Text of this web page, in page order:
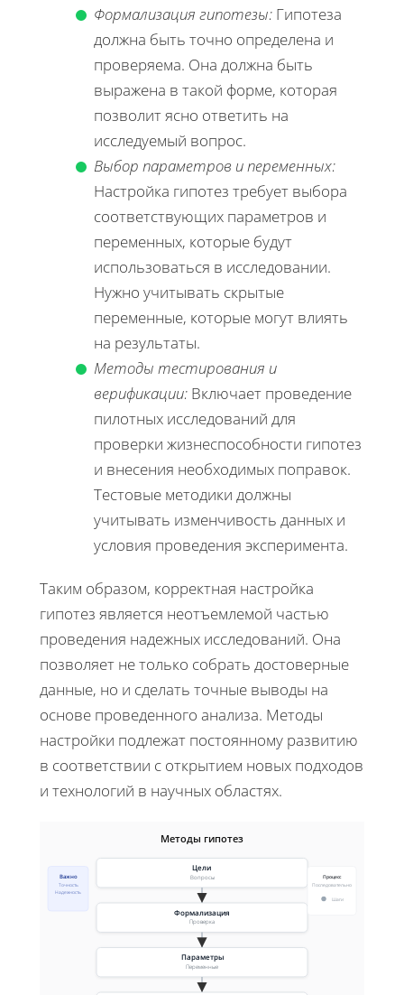
Формализация гипотезы: Гипотеза
должна быть точно определена и
проверяема. Она должна быть
выражена в такой форме, которая
позволит ясно ответить на
исследуемый вопрос.
Выбор параметров и переменных:
Настройка гипотез требует выбора
соответствующих параметров и
переменных, которые будут
использоваться в исследовании.
Нужно учитывать скрытые
переменные, которые могут влиять
на результаты.
Методы тестирования и
верификации: Включает проведение
пилотных исследований для
проверки жизнеспособности гипотез
и внесения необходимых поправок.
Тестовые методики должны
учитывать изменчивость данных и
условия проведения эксперимента.
Таким образом, корректная настройка
гипотез является неотъемлемой частью
проведения надежных исследований. Она
позволяет не только собрать достоверные
данные, но и сделать точные выводы на
основе проведенного анализа. Методы
настройки подлежат постоянному развитию
в соответствии с открытием новых подходов
и технологий в научных областях.
Методы гипотез
Цели
Вопросы
Формализация
Проверка
Параметры
Переменные
Важно
Точность
Надежность
Процесс
Последовательно
Шаги